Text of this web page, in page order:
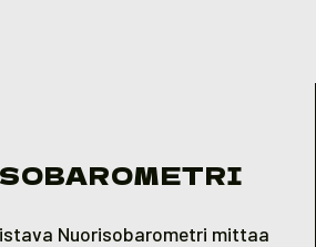
Nuorisobarometri mittaa